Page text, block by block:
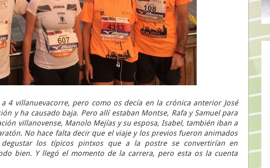
4 villanuevacorre, pero como os decía en la crónica anterior José
y ha causado baja. Pero allí estaban Montse, Rafa y Samuel para
villanovense, Manolo Mejías y su esposa, Isabel, también iban a
No hace falta decir que el viaje y los previos fueron animados
los típicos pintxos que a la postre se convertirían en
bien. Y llegó el momento de la carrera, pero esta os la cuenta